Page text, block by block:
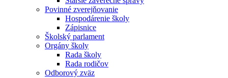
Povinné zverejňovanie
Hospodárenie školy
Zápisnice
Školský parlament
Orgány školy
Rada školy
Rada rodičov
Odborový zväz